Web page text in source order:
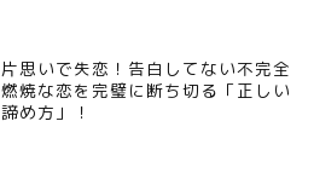
片思いで失恋！告白してない不完全
燃焼な恋を完璧に断ち切る「正しい
諦め方」！